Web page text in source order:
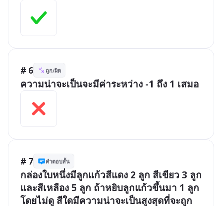
# 6 ถูก/ผิด
ความน่าจะเป็นจะมีค่าระหว่าง -1 ถึง 1 เสมอ
# 7 คำตอบสั้น
กล่องใบหนึ่งมีลูกแก้วสีแดง 2 ลูก สีเขียว 3 ลูก
และสีเหลือง 5 ลูก ถ้าหยิบลูกแก้วขึ้นมา 1 ลูก
โดยไม่ดู สีใดมีความน่าจะเป็นสูงสุดที่จะถูก